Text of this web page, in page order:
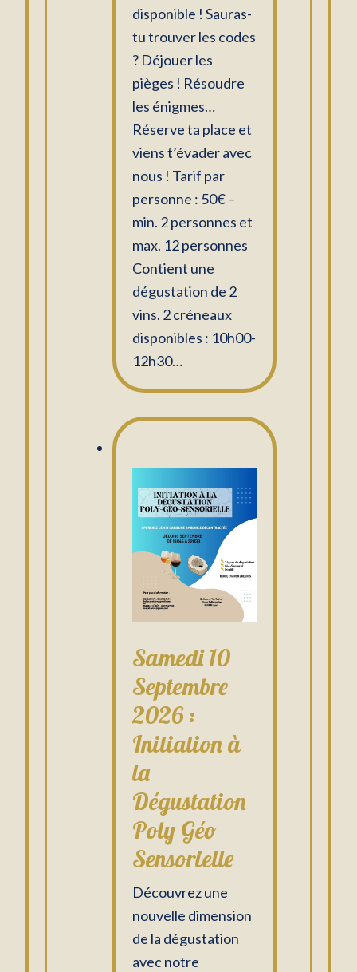
disponible ! Sauras-
tu trouver les codes
? Déjouer les
pièges ! Résoudre
les énigmes…
Réserve ta place et
viens t’évader avec
nous ! Tarif par
personne : 50€ –
min. 2 personnes et
max. 12 personnes
Contient une
dégustation de 2
vins. 2 créneaux
disponibles : 10h00-
12h30…
Samedi 10
Septembre
2026 :
Initiation à
la
Dégustation
Poly Géo
Sensorielle
Découvrez une
nouvelle dimension
de la dégustation
avec notre